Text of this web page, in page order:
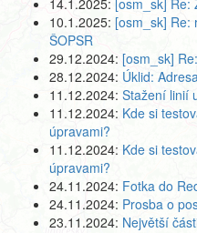
14.1.2025: [osm_sk]
10.1.2025: [osm_sk] Re:
ŠOPSR
29.12.2024: [osm_sk]
28.12.2024: Úklid:
11.12.2024: Stažení linií
11.12.2024: Kde si
úpravami?
11.12.2024: Kde si
úpravami?
24.11.2024: Fotka do
24.11.2024: Prosba o
23.11.2024: Největší